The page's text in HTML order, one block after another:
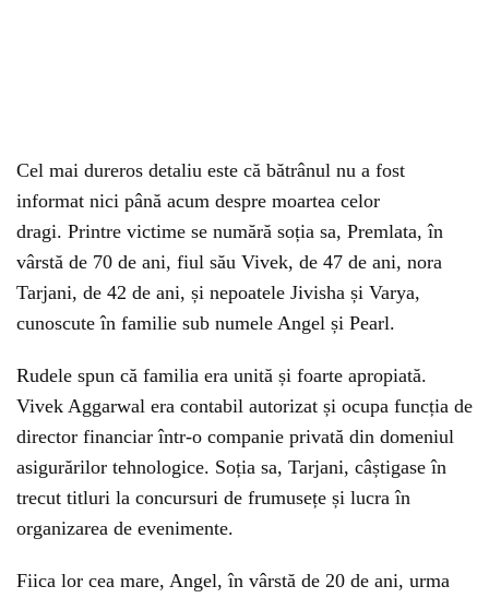
Cel mai dureros detaliu este că bătrânul nu a fost
informat nici până acum despre moartea celor
dragi. Printre victime se numără soția sa, Premlata, în
vârstă de 70 de ani, fiul său Vivek, de 47 de ani, nora
Tarjani, de 42 de ani, și nepoatele Jivisha și Varya,
cunoscute în familie sub numele Angel și Pearl.
Rudele spun că familia era unită și foarte apropiată.
Vivek Aggarwal era contabil autorizat și ocupa funcția de
director financiar într-o companie privată din domeniul
asigurărilor tehnologice. Soția sa, Tarjani, câștigase în
trecut titluri la concursuri de frumusețe și lucra în
organizarea de evenimente.
Fiica lor cea mare, Angel, în vârstă de 20 de ani, urma